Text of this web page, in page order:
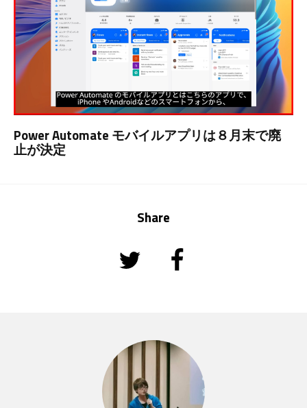
Power Automate モバイルアプリは８月末で廃
止が決定
Share